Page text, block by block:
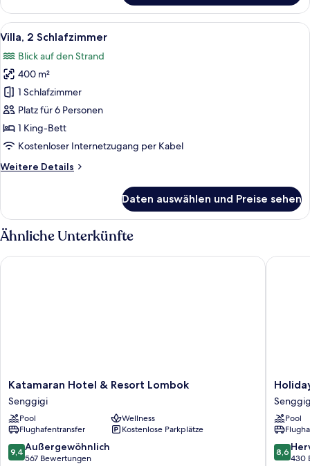
Suite,
Schlafzimmer,
Alle
Fotos
für
Villa,
2 Schlafzimmer
anzeigen
Ein Hotelzimmer mit einem großen
7
Villa, 2 Schlafzimmer
Blick auf den Strand
400 m²
1 Schlafzimmer
Platz für 6 Personen
1 King-Bett
Kostenloser Internetzugang per Kabel
Weitere Details
Weitere
2 Schlafzimmer
Daten auswählen und Preise sehen
Ähnliche Unterkünfte
Katamaran
Hotel
&
Resort
Lombok
Senggigi
Katamaran Hotel & Resort Lombok
Senggigi
Pool
Wellness
Flughafentransfer
Kostenlose Parkplätze
9.4
von
9,4 Außergewöhnlich
567 Bewertungen
Katamaran Hotel & Resort Lombok
Holiday
Resort
Lombok
Pool
8.6
von
8,6
430
Holiday